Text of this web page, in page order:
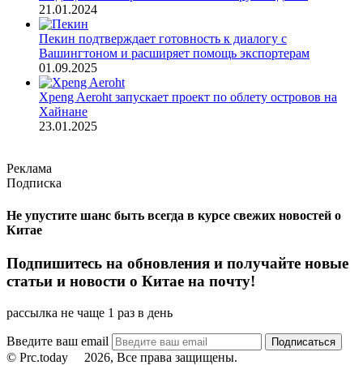
21.01.2024
Пекин подтверждает готовность к диалогу с
Вашингтоном и расширяет помощь экспортерам
01.09.2025
Xpeng Aeroht запускает проект по облету островов на
Хайнане
23.01.2025
Реклама
Подписка
Не упустите шанс быть всегда в курсе свежих новостей о
Китае
Подпишитесь на обновления и получайте новые
статьи и новости о Китае на почту!
рассылка не чаще 1 раз в день
Введите ваш email
© Prc.today
2026, Все права защищены.